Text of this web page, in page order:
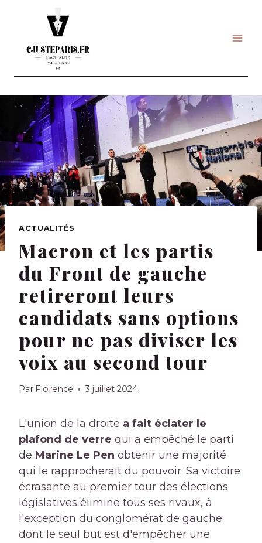
ACTUALITÉS
Macron et les partis
du Front de gauche
retireront leurs
candidats sans options
pour ne pas diviser les
voix au second tour
Par Florence 3 juillet 2024
L'union de la droite a fait éclater le
plafond de verre qui a empêché le parti
de Marine Le Pen obtenir une majorité
qui le rapprocherait du pouvoir. Sa victoire
écrasante au premier tour des élections
législatives élimine tous ses rivaux, à
l'exception du conglomérat de gauche
dont le seul but est d'empêcher une